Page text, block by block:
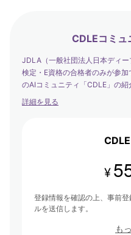
CDLEコミュ
JDLA（一般社団法人日本ディ
検定・E資格の合格者のみが参
のAIコミュニティ「CDLE」の
プラーニングの社会実装の日本
ジェリストたちが集まり、学び
詳細を見る
¥
登録情報を確認の上、事前
ルを送信します。
も